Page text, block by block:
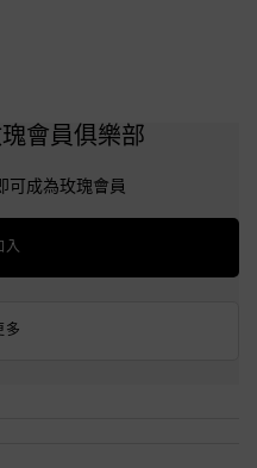
會員俱樂部
可成為玫瑰會員
入
多